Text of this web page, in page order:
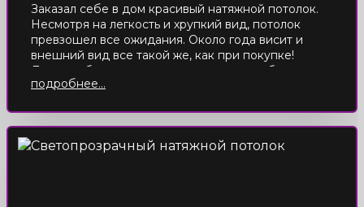
Заказал себе в дом красивый натяжной потолок.
Несмотря на легкость и хрупкий вид, потолок
превзошел все ожидания. Около года висит и
внешний вид все такой же, как при покупке!
Думаю, обычная штукатурка уже давно бы
пятнами покрылась…
подробнее...